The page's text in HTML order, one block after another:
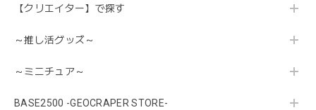
【クリエイター】で探す
～推し活グッズ～
～ミニチュア～
BASE2500 -GEOCRAPER STORE-